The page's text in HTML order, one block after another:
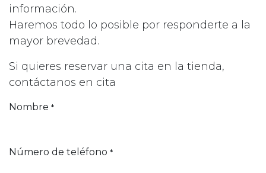
información.
Haremos todo lo posible por responderte a la
mayor brevedad.
Si quieres reservar una cita en la tienda,
contáctanos en cita
Nombre *
Número de teléfono *